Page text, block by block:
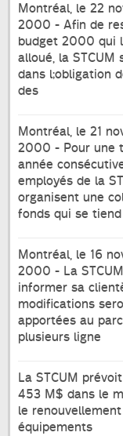
Montréal, le 22
2000 - Afin de
budget 2000 qui
alloué, la STCUM
dans l;obligation
des
Montréal, le 21
2000 - Pour une
année
employés de la
organisent une
fonds qui se tiend
Montréal, le 16
2000 - La
informer sa
modifications
apportées au
plusieurs ligne
La STCUM
453 M$ dans le
le
équipements